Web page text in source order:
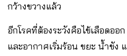
กว้างขวางแล้ว
อีกโรคที่ต้องระวังคือไข้เลือดอ
และอากาศเริ่มร้อน ขยะ น้ำขัง